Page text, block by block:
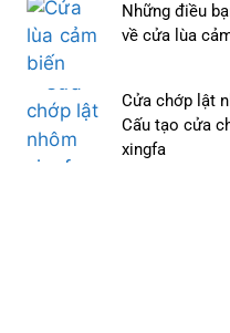
Những điều
về cửa lùa
Cửa chớp lật
Cấu tạo cửa
xingfa